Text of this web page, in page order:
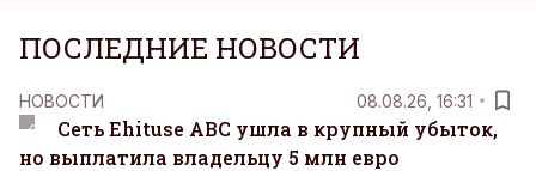
ПОСЛЕДНИЕ НОВОСТИ
НОВОСТИ 08.08.26, 16:31
Сеть Ehituse ABC ушла в крупный убыток,
но выплатила владельцу 5 млн евро